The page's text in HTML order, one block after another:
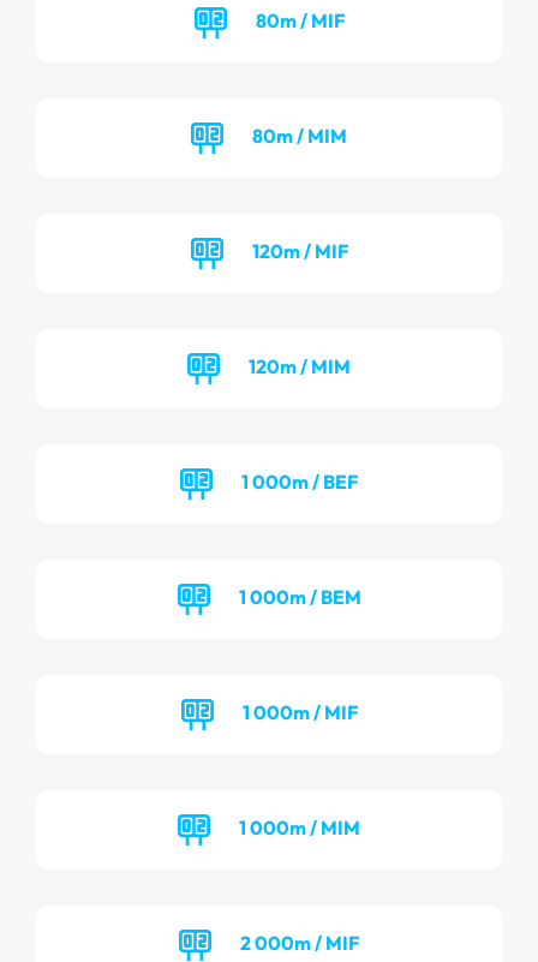
80m / MIF
80m / MIM
120m / MIF
120m / MIM
1 000m / BEF
1 000m / BEM
1 000m / MIF
1 000m / MIM
2 000m / MIF